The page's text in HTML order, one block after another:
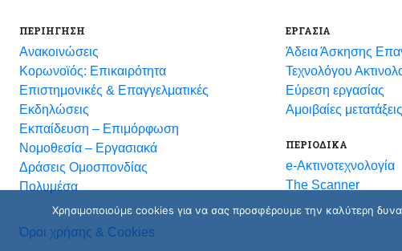
ΠΕΡΙΗΓΗΣΗ
Ανακοινώσεις
Κορωνοϊός: Επικαιρότητα
Eπιστημονικές & Επαγγελματικές
Eκδηλώσεις
Εκπαίδευση – Επιμόρφωση
Νομοθεσία – Εργασιακά
Δράσεις Ομοσπονδίας
Πολυμέσα
ΕΡΓΑΣΙΑ
Άδεια Άσκησης
Τεχνολόγου
Εύρεση εργασίας
Αμοιβαίες
ΠΕΡΙΟΔΙΚΑ
e-Ακτινοτεχνολογία
The Scanner
Όροι χρήσης & Cookies
Χρησιμοποιούμε cookies για να σας προσφέρουμε την καλύτερη